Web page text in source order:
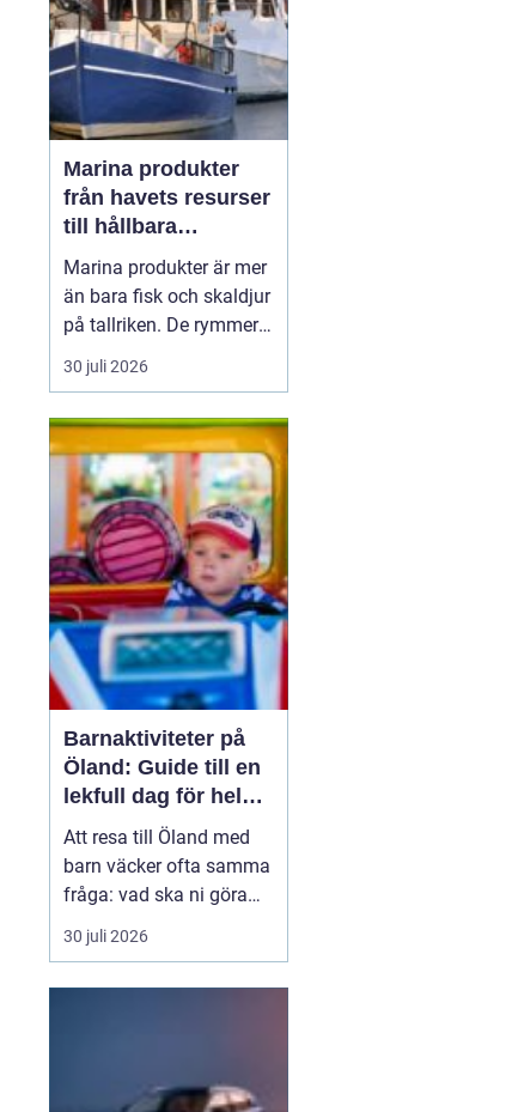
Marina produkter
från havets resurser
till hållbara
upplevelser
Marina produkter är mer
än bara fisk och skaldjur
på tallriken. De rymmer
allt från mat och hälsa
till friluftsliv, kultur och
områden spelar havet en
central roll för både
ekonomi och livskvalitet.
När fler söker sig mot
nat...
30 juli 2026
Barnaktiviteter på
Öland: Guide till en
lekfull dag för hela
familjen
Att resa till Öland med
barn väcker ofta samma
fråga: vad ska ni göra
för att alla ska trivas,
oavsett ålder och
30 juli 2026